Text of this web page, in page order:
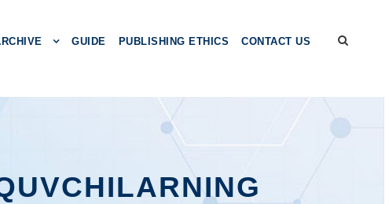
GUIDE PUBLISHING ETHICS CONTACT US